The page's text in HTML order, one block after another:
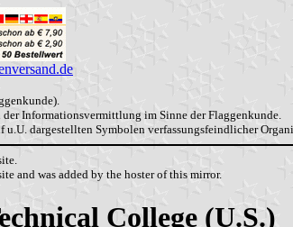
Informationsvermittlung im Sinne der Flaggenkunde.
dargestellten Symbolen verfassungsfeindlicher
and was added by the hoster of this mirror.
College (U.S.)